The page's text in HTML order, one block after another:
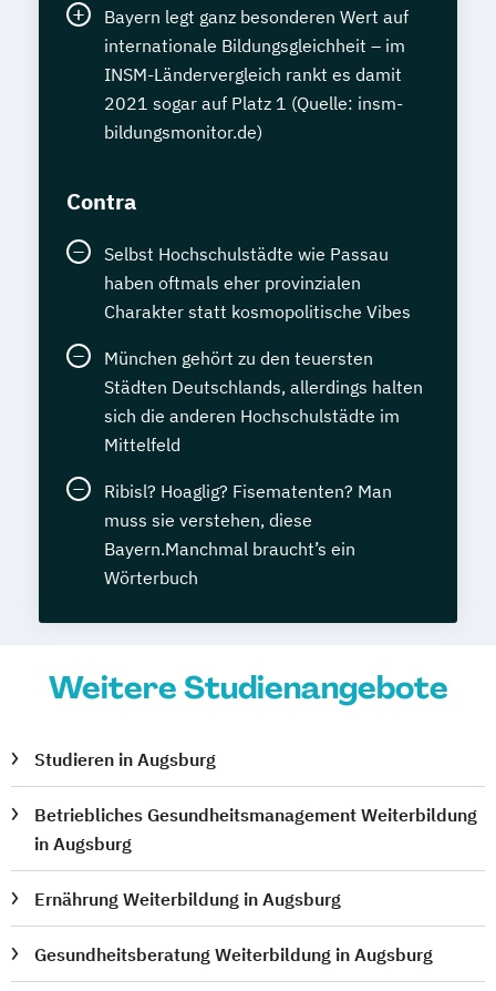
Bayern legt ganz besonderen Wert auf
internationale Bildungsgleichheit – im
INSM-Ländervergleich rankt es damit
2021 sogar auf Platz 1 (Quelle: insm-
bildungsmonitor.de)
Contra
Selbst Hochschulstädte wie Passau
haben oftmals eher provinzialen
Charakter statt kosmopolitische Vibes
München gehört zu den teuersten
Städten Deutschlands, allerdings halten
sich die anderen Hochschulstädte im
Mittelfeld
Ribisl? Hoaglig? Fisematenten? Man
muss sie verstehen, diese
Bayern.Manchmal braucht’s ein
Wörterbuch
Weitere Studienangebote
Studieren in Augsburg
Betriebliches Gesundheitsmanagement Weiterbildung
in Augsburg
Ernährung Weiterbildung in Augsburg
Gesundheitsberatung Weiterbildung in Augsburg